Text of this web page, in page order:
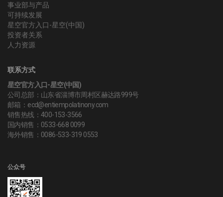
事业部与产品
可持续发展
星空官方入口-星空(中国)
投资者关系
人力资源
联系方式
星空官方入口-星空(中国)
公司总部：山东省淄博市周村区赫达路999号
邮箱：ecd@entiempolatinony.com
销售热线：400-153-3566
国内销售：0533-668 0099
海外销售：0086-533-319 0553
公众号